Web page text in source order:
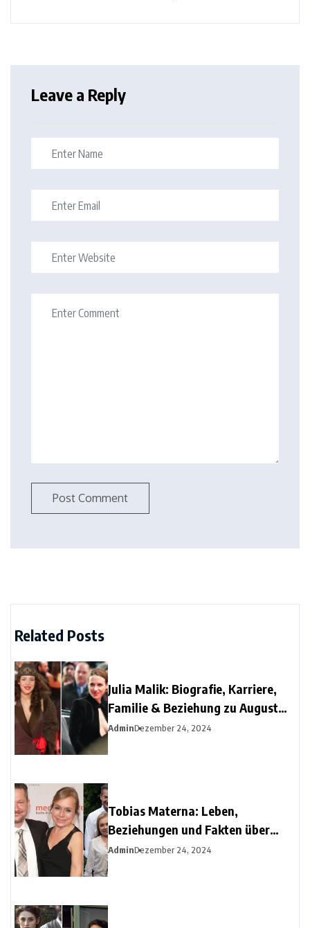
Leave a Reply
Related Posts
Julia Malik: Biografie, Karriere,
Familie & Beziehung zu August
Diehl
AdminDezember 24, 2024
Tobias Materna: Leben,
Beziehungen und Fakten über
Christine Urspruchs Ex-Ehemann
AdminDezember 24, 2024